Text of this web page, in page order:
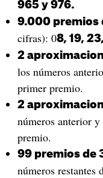
965 y 976.
9.000 premios
cifras): 08, 19,
2
los números
primer premio.
2
números anterior
premio.
99 premios de
números restantes